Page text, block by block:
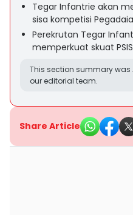
Tegar Infantrie akan
sisa kompetisi
Perekrutan Tegar
memperkuat skuat
This section summary
our editorial team.
Share Article